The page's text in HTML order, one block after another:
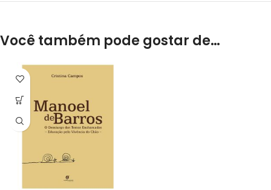
Você também pode gostar de…